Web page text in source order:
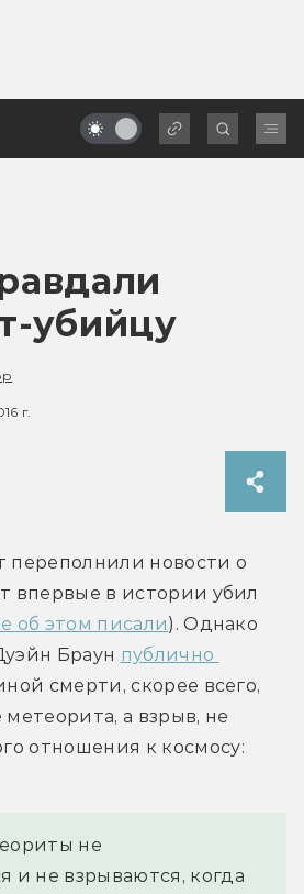
убийцу
г.
переполнили новости о
впервые в истории убил
об этом писали). Однако
Браун публично
смерти, скорее всего,
а взрыв, не
отношения к космосу:
не
и не взрываются, когда